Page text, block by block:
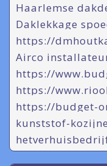
Haarlemse
Daklekkage
https://
Airco
https://
https://
https://budget-
kunststof-